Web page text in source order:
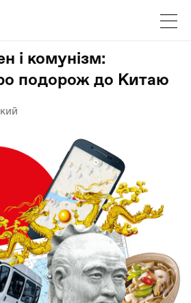
і комунізм:
подорож до Китаю